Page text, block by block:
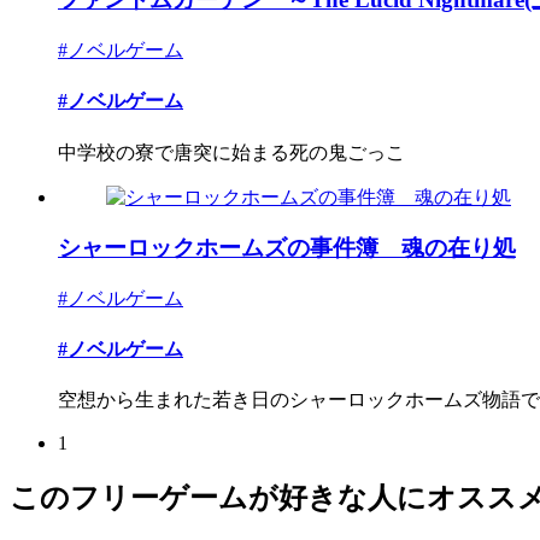
#ノベルゲーム
#ノベルゲーム
中学校の寮で唐突に始まる死の鬼ごっこ
シャーロックホームズの事件簿 魂の在り処
#ノベルゲーム
#ノベルゲーム
空想から生まれた若き日のシャーロックホームズ物語
1
このフリーゲームが好きな人にオスス